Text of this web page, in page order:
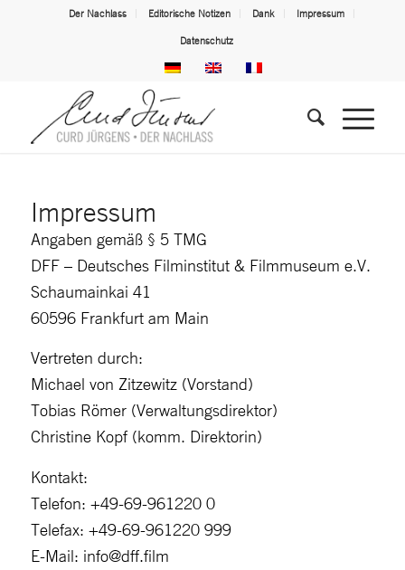
Der Nachlass Editorische Notizen Dank Impressum
Datenschutz
Impressum
Angaben gemäß § 5 TMG
DFF – Deutsches Filminstitut & Filmmuseum e.V.
Schaumainkai 41
60596 Frankfurt am Main
Vertreten durch:
Michael von Zitzewitz (Vorstand)
Tobias Römer (Verwaltungsdirektor)
Christine Kopf (komm. Direktorin)
Kontakt:
Telefon: +49-69-961220 0
Telefax: +49-69-961220 999
E-Mail: info@dff.film